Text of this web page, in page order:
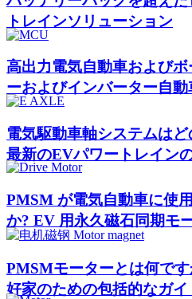
トレインソリューション
高出力電気自動車および
ーおよびインバーター自
電気駆動車軸システムは
最新のEVパワートレイン
PMSM が電気自動車に使
か? EV 用永久磁石同期モ
PMSMモーターとは何で
好家のための包括的なガイ